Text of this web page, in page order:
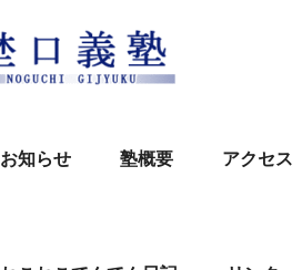
お知らせ 塾概要 アクセス